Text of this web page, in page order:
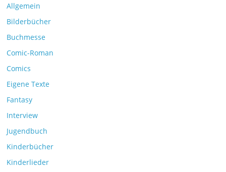
Allgemein
Bilderbücher
Buchmesse
Comic-Roman
Comics
Eigene Texte
Fantasy
Interview
Jugendbuch
Kinderbücher
Kinderlieder